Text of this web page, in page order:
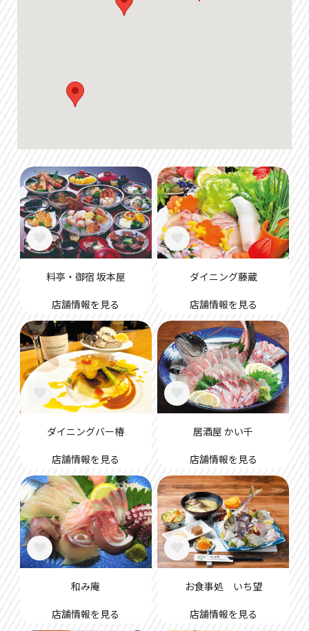
料亭・御宿 坂本屋
店舗情報を見る
ダイニング藤蔵
店舗情報を見る
ダイニングバー椿
店舗情報を見る
居酒屋 かい千
店舗情報を見る
和み庵
店舗情報を見る
お食事処 いち望
店舗情報を見る